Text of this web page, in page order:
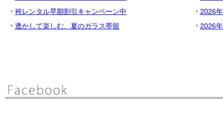
袴レンタル早期割引キャンペーン中
透かして楽しむ、夏のガラス帯留
2026
2026